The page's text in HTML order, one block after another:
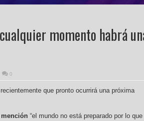
momento habrá
0
que pronto ocurrirá una próxima
“el mundo no está preparado por lo